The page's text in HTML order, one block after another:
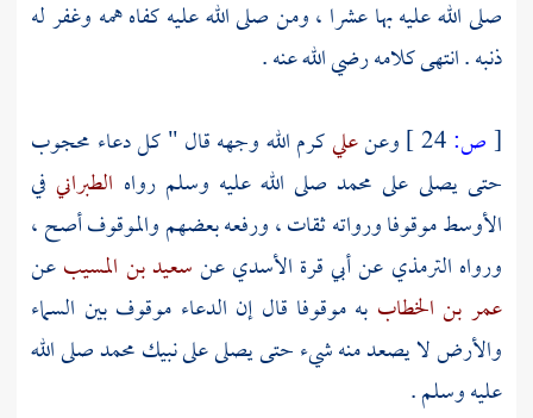
صلى الله عليه بها عشرا ، ومن صلى الله عليه كفاه همه وغفر له
ذنبه . انتهى كلامه رضي الله عنه .
[ص: وعنعليكرم الله وجهه قال " كل دعاء محجوب
حتى يصلى على محمد صلى الله عليه وسلم رواه الطبراني في
الأوسط موقوفا ورواته ثقات ، ورفعه بعضهم والموقوف أصح ،
ورواه الترمذي عنأبي قرة الأسديعنسعيد بن المسيبعن
عمر بن الخطاب به موقوفا قال إن الدعاء موقوف بين السماء
والأرض لا يصعد منه شيء حتى يصلى على نبيك محمد صلى الله
عليه وسلم .